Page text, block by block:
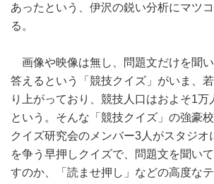
あったという、伊沢の鋭い分析にマツ
る。
画像や映像は無し、問題文だけを聞
答えるという「競技クイズ」がいま、
り上がっており、競技人口はおよそ1万
という。そんな「競技クイズ」の強豪
クイズ研究会のメンバー3人がスタジオ
を争う早押しクイズで、問題文を聞い
すのか、「読ませ押し」などの高度な